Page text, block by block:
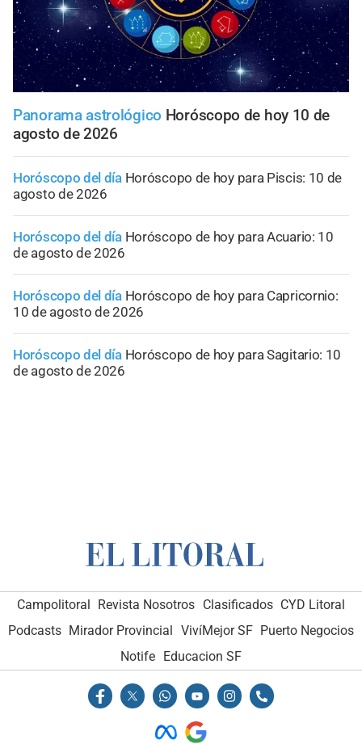
Panorama astrológico Horóscopo de hoy 10 de
agosto de 2026
Horóscopo del día Horóscopo de hoy para Piscis: 10 de
agosto de 2026
Horóscopo del día Horóscopo de hoy para Acuario: 10
de agosto de 2026
Horóscopo del día Horóscopo de hoy para Capricornio:
10 de agosto de 2026
Horóscopo del día Horóscopo de hoy para Sagitario: 10
de agosto de 2026
Campolitoral Revista Nosotros Clasificados CYD Litoral
Podcasts Mirador Provincial VivíMejor SF Puerto Negocios
Notife
Educacion SF